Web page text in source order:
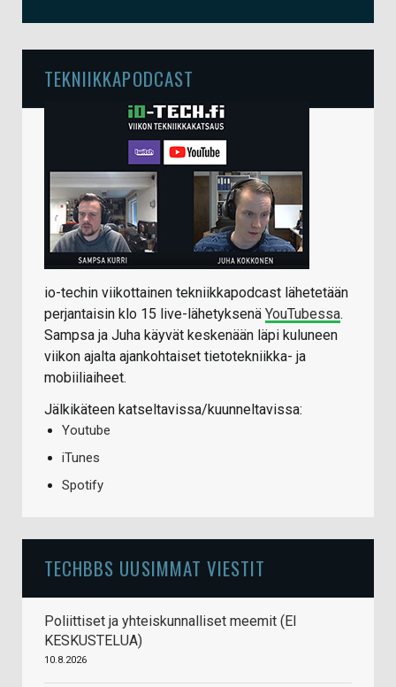
TEKNIIKKAPODCAST
io-techin viikottainen tekniikkapodcast lähetetään
perjantaisin klo 15 live-lähetyksenä YouTubessa.
Sampsa ja Juha käyvät keskenään läpi kuluneen
viikon ajalta ajankohtaiset tietotekniikka- ja
mobiiliaiheet.
Jälkikäteen katseltavissa/kuunneltavissa:
Youtube
iTunes
Spotify
TECHBBS UUSIMMAT VIESTIT
Poliittiset ja yhteiskunnalliset meemit (EI
KESKUSTELUA)
10.8.2026